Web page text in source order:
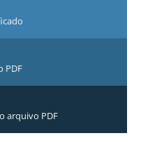
PDF
arquivo PDF